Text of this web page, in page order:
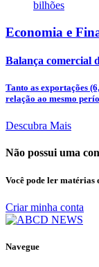
Economia e
Balança comercial
Tanto as exportações
relação ao mesmo
Descubra Mais
Não possui uma
Você pode ler matérias
Criar minha conta
Navegue